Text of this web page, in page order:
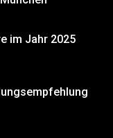
im Jahr 2025